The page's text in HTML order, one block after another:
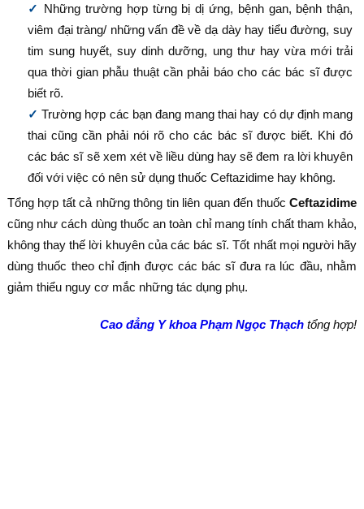
Những trường hợp từng bị dị ứng, bệnh gan, bệnh thận,
viêm đại tràng/ những vấn đề về dạ dày hay tiểu đường, suy
tim sung huyết, suy dinh dưỡng, ung thư hay vừa mới trải
qua thời gian phẫu thuật cần phải báo cho các bác sĩ được
biết rõ.
Trường hợp các bạn đang mang thai hay có dự định mang
thai cũng cần phải nói rõ cho các bác sĩ được biết. Khi đó
các bác sĩ sẽ xem xét về liều dùng hay sẽ đem ra lời khuyên
đối với việc có nên sử dụng thuốc Ceftazidime hay không.
Tổng hợp tất cả những thông tin liên quan đến thuốcCeftazidime
cũng như cách dùng thuốc an toàn chỉ mang tính chất tham khảo,
không thay thế lời khuyên của các bác sĩ. Tốt nhất mọi người hãy
dùng thuốc theo chỉ định được các bác sĩ đưa ra lúc đầu, nhằm
giảm thiểu nguy cơ mắc những tác dụng phụ.
Cao đẳng Y khoa Phạm Ngọc Thạch tổng hợp!